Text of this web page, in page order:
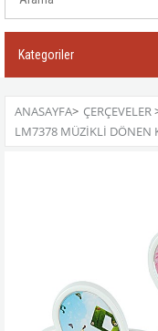
Kategoriler
ANASAYFA> ÇERÇEVELER
LM7378 MÜZIKLI DÖNEN